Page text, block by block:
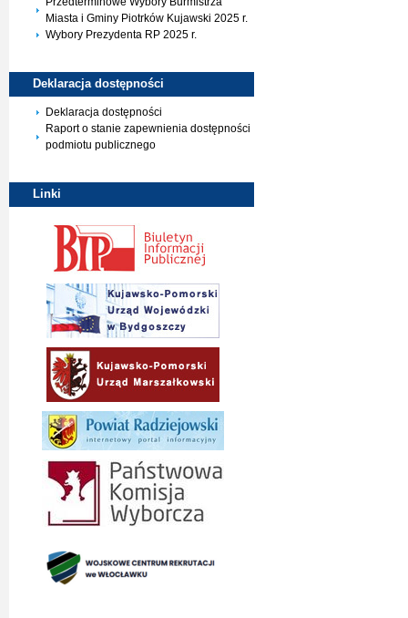
Miasta i Gminy Piotrków Kujawski 2025 r.
Wybory Prezydenta RP 2025 r.
Deklaracja dostępności
Deklaracja dostępności
Raport o stanie zapewnienia dostępności
podmiotu publicznego
Linki